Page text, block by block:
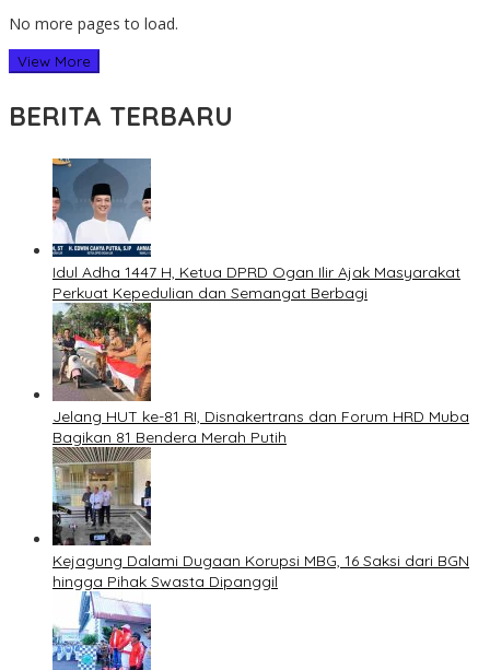
No more pages to load.
View More
BERITA TERBARU
Idul Adha 1447 H, Ketua DPRD Ogan Ilir Ajak Masyarakat
Perkuat Kepedulian dan Semangat Berbagi
Jelang HUT ke-81 RI, Disnakertrans dan Forum HRD Muba
Bagikan 81 Bendera Merah Putih
Kejagung Dalami Dugaan Korupsi MBG, 16 Saksi dari BGN
hingga Pihak Swasta Dipanggil